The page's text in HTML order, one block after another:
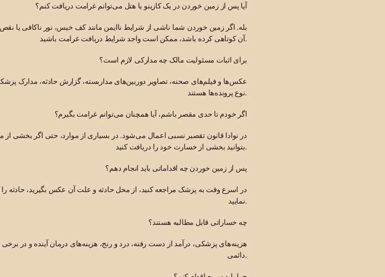
آیا پس از زمین خوردن در یک کازینو یا هتل می‌توانم غرامت دریافت کنم؟
بله. اگر زمین خوردن شما ناشی از شرایط ناایمن مانند کف خیس، نور ناکافی یا
آن کوتاهی کرده باشد، ممکن است واجد شرایط دریافت غرامت باشید.
برای اثبات مسئولیت مالک چه مدارکی لازم است؟
عکس‌ها و فیلم‌های صحنه، تصاویر دوربین‌های مداربسته، گزارش حادثه، مدارک
نوع پرونده‌ها هستند.
اگر خودم تا حدی مقصر باشم، آیا همچنان می‌توانم غرامت بگیرم؟
در نوادا قانون تقصیر نسبی اعمال می‌شود. در بسیاری از موارد، حتی اگر بخشی
بتوانید بخشی از خسارت خود را دریافت کنید.
پس از زمین خوردن چه اقداماتی باید انجام دهم؟
در اسرع وقت به پزشک مراجعه کنید، از محل حادثه و علت آن عکس بگیرید، حادثه
نمایید.
چه خساراتی قابل مطالبه هستند؟
هزینه‌های پزشکی، درآمد از دست رفته، درد و رنج، هزینه‌های درمان آینده و در
دائمی.